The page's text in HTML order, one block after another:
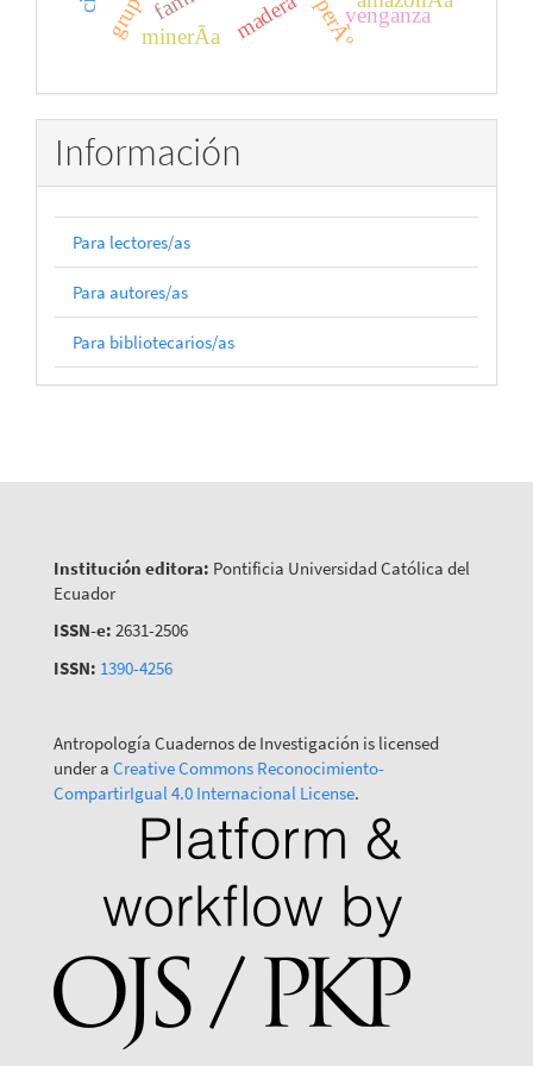
perÃº
madera
minerÃ­a
venganza
Información
Para lectores/as
Para autores/as
Para bibliotecarios/as
Institución editora: Pontificia Universidad Católica del
Ecuador
ISSN-e: 2631-2506
ISSN: 1390-4256
Antropología Cuadernos de Investigación is licensed
under a Creative Commons Reconocimiento-
CompartirIgual 4.0 Internacional License.